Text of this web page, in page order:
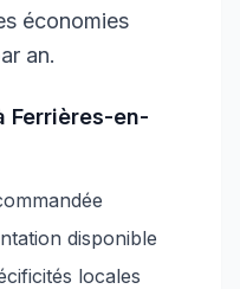
économies
an.
Ferrières-en-
disponible
locales